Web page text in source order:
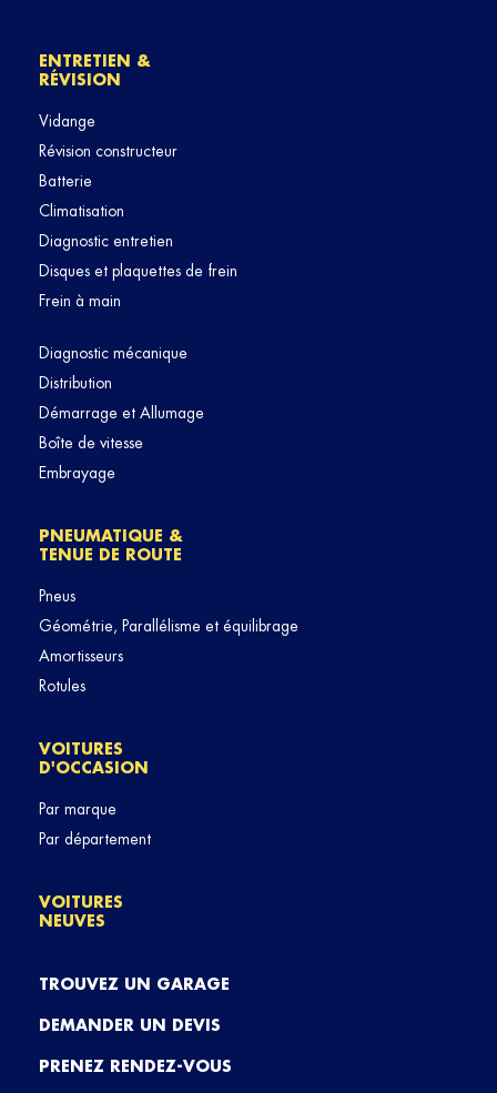
ENTRETIEN &
RÉVISION
Vidange
Révision constructeur
Batterie
Climatisation
Diagnostic entretien
Disques et plaquettes de frein
Frein à main
Diagnostic mécanique
Distribution
Démarrage et Allumage
Boîte de vitesse
Embrayage
PNEUMATIQUE &
TENUE DE ROUTE
Pneus
Géométrie, Parallélisme et équilibrage
Amortisseurs
Rotules
VOITURES
D'OCCASION
Par marque
Par département
VOITURES
NEUVES
TROUVEZ UN GARAGE
DEMANDER UN DEVIS
PRENEZ RENDEZ-VOUS